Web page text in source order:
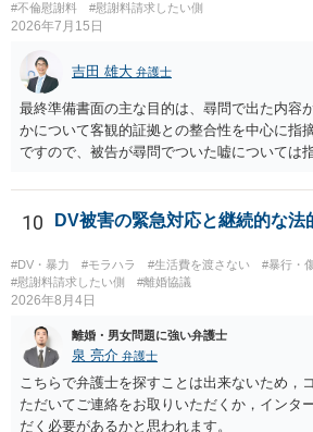
#不倫慰謝料 #慰謝料請求したい側
2026年7月15日
吉田 雄大 弁護士
最終準備書面の主な目的は、尋問で出た内容
かについて客観的証拠との整合性を中心に指
ですので、被告が尋問でついた嘘については
事実でないとの指摘をすることも必要です。
準備書面で的確な指摘ができれば裁判所の理
えるかどうかは、裁判官の個性に依る点が大
せん。
10 DV被害の緊急対応と継続的な法
#DV・暴力 #モラハラ #生活費を渡さない
#暴行・
#慰謝料請求したい側
#離婚協議
2026年8月4日
離婚・男女問題に強い弁護士
泉 亮介 弁護士
こちらで弁護士を探すことは出来ないため，
ただいてご連絡をお取りいただくか，インタ
だく必要があるかと思われます。